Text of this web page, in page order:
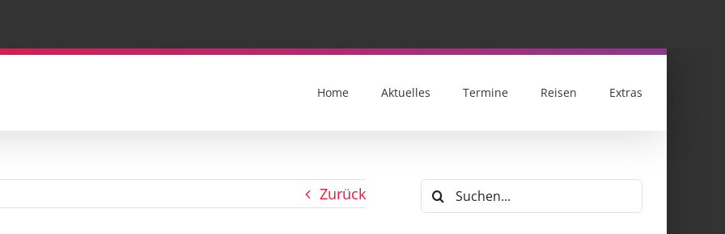
Home Aktuelles Termine Reisen Extras
Zurück
Suche
nach: